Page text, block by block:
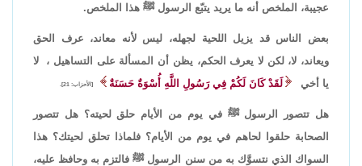
عجيبة، الملخص أنه ما يريد يتبّع الرسول ﷺ هذا الملخص.
بعض الناس قد يزيل اللحية لجهله، ليس لأنه معاند، عرف الحق
ويعاند، لا، لكن لا يعرف الحكم، يظن أن المسألة على التساهيل ، لا
يا أخي
لَقَدْ كَانَ لَكُمْ فِي رَسُولِ اللَّهِ أُسْوَةٌ حَسَنَةٌ [الأحزاب: 21].
هل تتصور الرسول ﷺ في يوم من الأيام حلق لحيته؟ هل تتصور
الصحابة حلقوا لحاهم في يوم من الأيام؟ فلماذا تحلق لحيتك؟ هذا
السواك الذي نتسوَّك به من سنن الرسول ﷺ فالتزم به وحافظ عليه،